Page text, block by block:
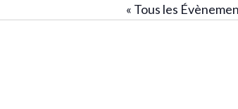
« Tous les